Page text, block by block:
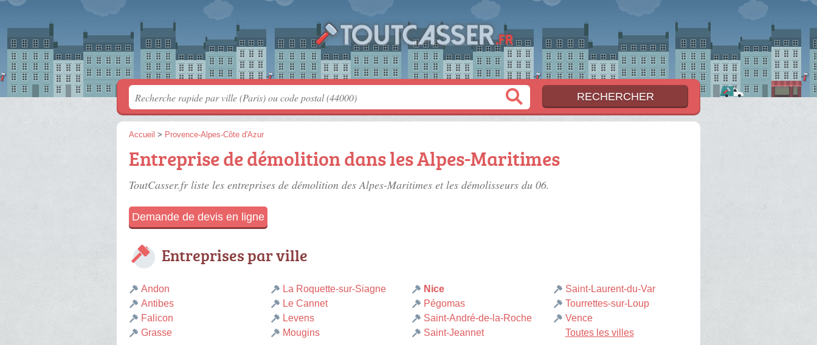
Accueil > Provence-Alpes-Côte d'Azur
Entreprise de démolition dans les Alpes-Maritimes
ToutCasser.fr liste les entreprises de démolition des Alpes-Maritimes et les démolisseurs du 06.
Demande de devis en ligne
Entreprises par ville
Andon
Antibes
Falicon
Grasse
La Roquette-sur-Siagne
Le Cannet
Levens
Mougins
Nice
Pégomas
Saint-André-de-la-Roche
Saint-Jeannet
Saint-Laurent-du-Var
Tourrettes-sur-Loup
Vence
Toutes les villes